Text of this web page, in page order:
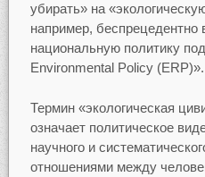
убирать» на
например, беспрецедентно
национальную политику
Environmental Policy (ERP)».
Термин «экологическая
означает политическое
научного и
отношениями между